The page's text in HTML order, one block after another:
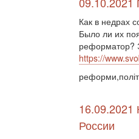
Как в недрах
Было ли их
реформатор?
https://
16.09.2021
России